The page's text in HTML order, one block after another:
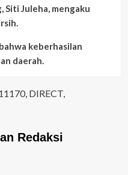
Siti Juleha, mengaku
keberhasilan
daerah.
DIRECT,
Redaksi